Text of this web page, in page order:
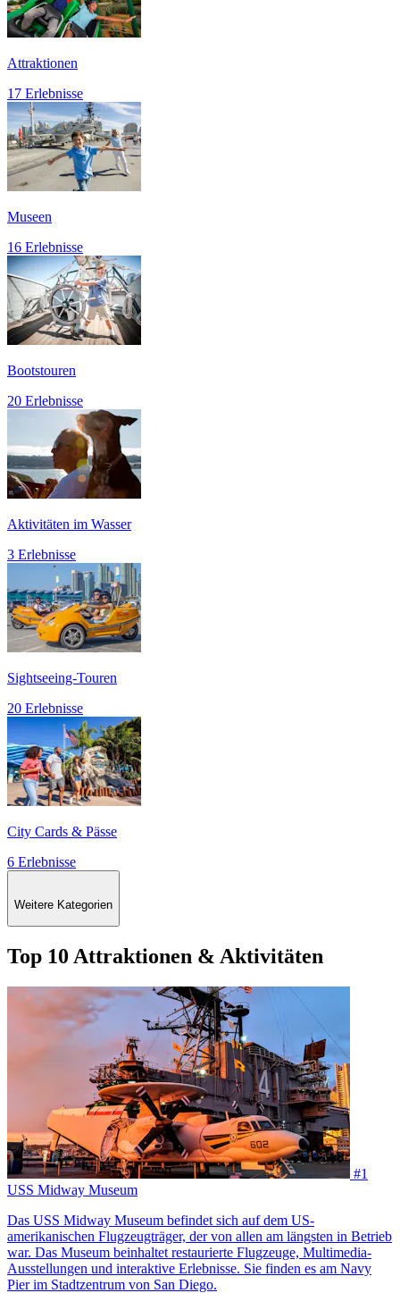
Attraktionen
17 Erlebnisse
Museen
16 Erlebnisse
Bootstouren
20 Erlebnisse
Aktivitäten im Wasser
3 Erlebnisse
Sightseeing-Touren
20 Erlebnisse
City Cards & Pässe
6 Erlebnisse
Weitere Kategorien
Top 10 Attraktionen & Aktivitäten
#1
USS Midway Museum
Das USS Midway Museum befindet sich auf dem US-
amerikanischen Flugzeugträger, der von allen am längsten in Betrieb
war. Das Museum beinhaltet restaurierte Flugzeuge, Multimedia-
Ausstellungen und interaktive Erlebnisse. Sie finden es am Navy
Pier im Stadtzentrum von San Diego.